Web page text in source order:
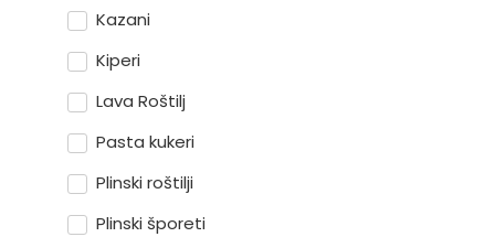
Kazani
Kiperi
Lava Roštilj
Pasta kukeri
Plinski roštilji
Plinski šporeti